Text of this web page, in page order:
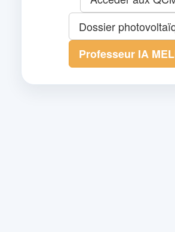
Dossier
Professeur IA